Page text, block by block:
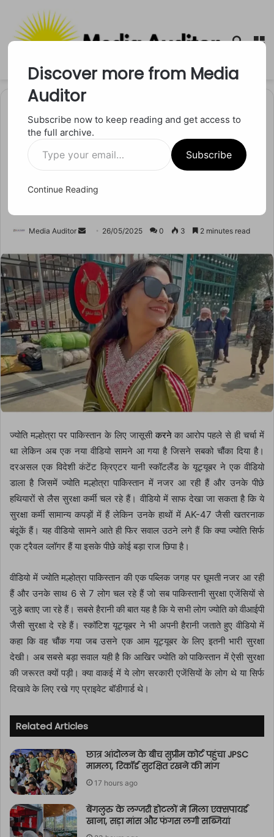
Search
राष्ट्रीय
पाकिस्तान में क्यों मिली ज्योति
Media Auditor
Send
email
26/05/2025 0 3 2 minutes read
ज्योति मल्होत्रा पर पाकिस्तान के लिए जासूसीकरनेका आरोप पहले से ही चर्चा में
था लेकिन अब एक नया वीडियो सामने आ गया है जिसने सबको चौंका दिया है।
दरअसल एक विदेशी कंटेंट क्रिएटर यानी स्कॉटलैंड के यूट्यूबर ने एक वीडियो
डाला है जिसमें ज्योति मल्होत्रा पाकिस्तान में नजर आ रही हैं और उनके पीछे
हथियारों से लैस सुरक्षा कर्मी चल रहे हैं। वीडियो में साफ देखा जा सकता है कि ये
सुरक्षा कर्मी सामान्य कपड़ों में हैं लेकिन उनके हाथों में AK-47 जैसी खतरनाक
बंदूकें हैं। यह वीडियो सामने आते ही फिर सवाल उठने लगे हैं कि क्या ज्योति सिर्फ
एक ट्रैवल व्लॉगर हैं या इसके पीछे कोई बड़ा राज छिपा है।
वीडियो में ज्योति मल्होत्रा पाकिस्तान की एक पब्लिक जगह पर घूमती नजर आ रही
हैं और उनके साथ 6 से 7 लोग चल रहे हैं जो सब पाकिस्तानी सुरक्षा एजेंसियों से
जुड़े बताए जा रहे हैं। सबसे हैरानी की बात यह है कि ये सभी लोग ज्योति को वीआईपी
जैसी सुरक्षा दे रहे हैं। स्कॉटिश यूट्यूबर ने भी अपनी हैरानी जताते हुए वीडियो में
कहा कि वह चौंक गया जब उसने एक आम यूट्यूबर के लिए इतनी भारी सुरक्षा
देखी। अब सबसे बड़ा सवाल यही है कि आखिर ज्योति को पाकिस्तान में ऐसी सुरक्षा
की जरूरत क्यों पड़ी। क्या वाकई में ये लोग सरकारी एजेंसियों के लोग थे या सिर्फ
दिखावे के लिए रखे गए प्राइवेट बॉडीगार्ड थे।
Related Articles
छात्र आंदोलन के बीच सुप्रीम कोर्ट पहुंचा JPSC
मामला, रिकॉर्ड सुरक्षित रखने की मांग
17 hours ago
बेंगलुरु के लग्जरी होटलों में मिला एक्सपायर्ड
खाना, सड़ा मांस और फंगस लगी सब्जियां
Discover more from Media
Auditor
Subscribe now to keep reading and get access to
the full archive.
Type
your
email…
Subscribe
Continue Reading